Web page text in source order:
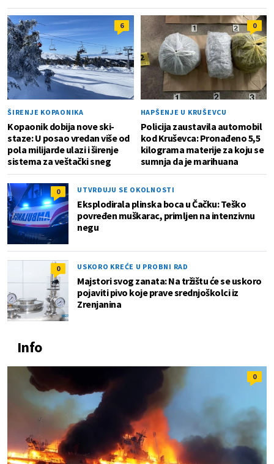
6
ŠIRENJE KOPAONIKA
Kopaonik dobija nove ski-
staze: U posao vredan više od
pola milijarde ulazi i širenje
sistema za veštački sneg
0
HAPŠENJE U KRUŠEVCU
Policija zaustavila automobil
kod Kruševca: Pronađeno 5,5
kilograma materije za koju se
sumnja da je marihuana
0 UTVRĐUJU SE OKOLNOSTI
Eksplodirala plinska boca u Čačku: Teško
povređen muškarac, primljen na intenzivnu
negu
0 USKORO KREĆE U PROBNI RAD
Majstori svog zanata: Na tržištu će se uskoro
pojaviti pivo koje prave srednjoškolci iz
Zrenjanina
Info
0